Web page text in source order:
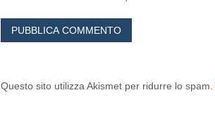
Questo sito utilizza Akismet per ridurre lo spam.